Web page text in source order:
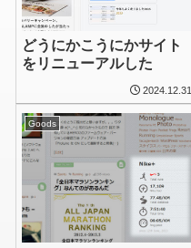
どうにかこうにかサイト
をリニューアルした
2024.12.31
Goods